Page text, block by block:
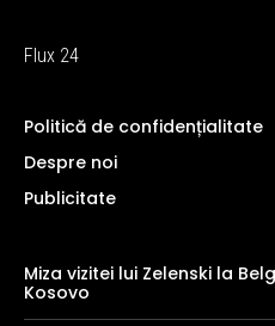
Flux 24
Politică de confidențialitate
Despre noi
Publicitate
Miza vizitei lui Zelenski la
Kosovo